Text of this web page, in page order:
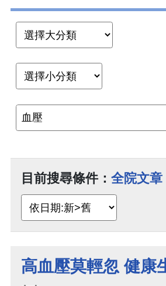
目前搜尋條件： 全院文章
高血壓莫輕忽 健康